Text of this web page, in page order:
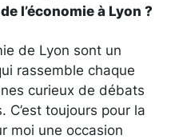
l’économie à Lyon ?
de Lyon sont un
rassemble chaque
curieux de débats
toujours pour la
moi une occasion